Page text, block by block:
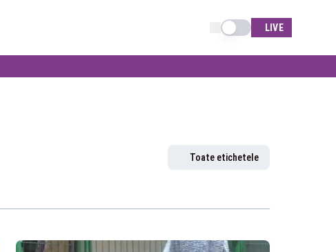
Schimba tema
LIVE
Toate etichetele